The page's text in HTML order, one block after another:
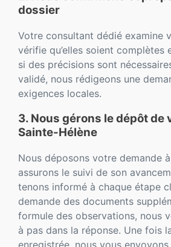
dossier
Votre consultant dédié examine
vérifie qu’elles soient complètes
si des précisions sont
validé, nous rédigeons une
exigences locales.
3. Nous gérons le dépôt de
Sainte-Hélène
Nous déposons votre demande
assurons le suivi de son
tenons informé à chaque étape
demande des documents
formule des observations, nous
à pas dans la réponse. Une fois